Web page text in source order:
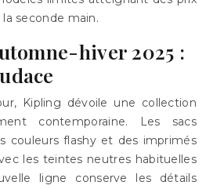
seconde main.
hiver 2025 :
Kipling dévoile une collection
contemporaine. Les sacs
couleurs flashy et des imprimés
les teintes neutres habituelles
ligne conserve les détails